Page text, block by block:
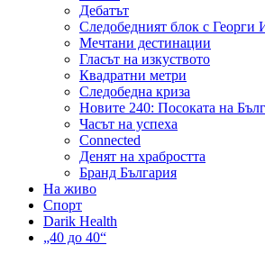
Дебатът
Следобедният блок с Георги
Мечтани дестинации
Гласът на изкуството
Квадратни метри
Следобедна криза
Новите 240: Посоката на
Часът на успеха
Connected
Денят на храбростта
Бранд България
На живо
Спорт
Darik Health
„40 до 40“